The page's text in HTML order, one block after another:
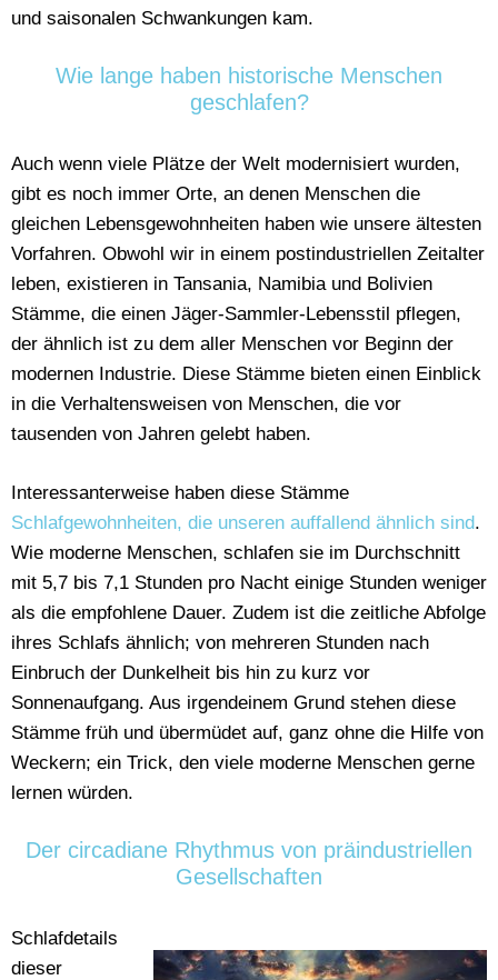
und saisonalen Schwankungen kam.
Wie lange haben historische Menschen
geschlafen?
Auch wenn viele Plätze der Welt modernisiert wurden,
gibt es noch immer Orte, an denen Menschen die
gleichen Lebensgewohnheiten haben wie unsere ältesten
Vorfahren. Obwohl wir in einem postindustriellen Zeitalter
leben, existieren in Tansania, Namibia und Bolivien
Stämme, die einen Jäger-Sammler-Lebensstil pflegen,
der ähnlich ist zu dem aller Menschen vor Beginn der
modernen Industrie. Diese Stämme bieten einen Einblick
in die Verhaltensweisen von Menschen, die vor
tausenden von Jahren gelebt haben.
Interessanterweise haben diese Stämme
Schlafgewohnheiten, die unseren auffallend ähnlich sind.
Wie moderne Menschen, schlafen sie im Durchschnitt
mit 5,7 bis 7,1 Stunden pro Nacht einige Stunden weniger
als die empfohlene Dauer. Zudem ist die zeitliche Abfolge
ihres Schlafs ähnlich; von mehreren Stunden nach
Einbruch der Dunkelheit bis hin zu kurz vor
Sonnenaufgang. Aus irgendeinem Grund stehen diese
Stämme früh und übermüdet auf, ganz ohne die Hilfe von
Weckern; ein Trick, den viele moderne Menschen gerne
lernen würden.
Der circadiane Rhythmus von präindustriellen
Gesellschaften
Schlafdetails
dieser